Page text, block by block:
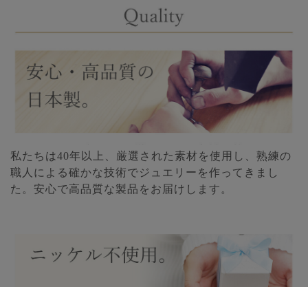
私たちは40年以上、厳選された素材を使用し、熟練の
職人による確かな技術でジュエリーを作ってきまし
た。安心で高品質な製品をお届けします。